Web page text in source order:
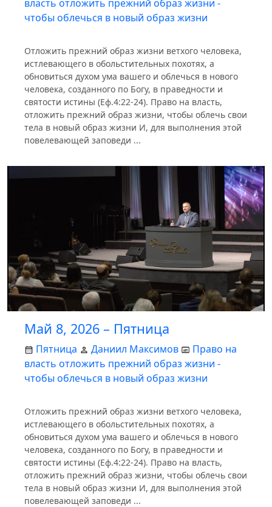
власть отложить прежний образ жизни -
чтобы облечься в новый образ жизни
Отложить прежний образ жизни ветхого человека,
истлевающего в обольстительных похотях, а
обновиться духом ума вашего и облечься в нового
человека, созданного по Богу, в праведности и
святости истины (Еф.4:22-24). Право на власть,
отложить прежний образ жизни, чтобы облечь свои
тела в новый образ жизни И, для выполнения этой
повелевающей заповеди ...
Май 8, 2026 – Пятница
Пятница Даниил Максимов
Право на
власть отложить прежний образ жизни -
чтобы облечься в новый образ жизни
Отложить прежний образ жизни ветхого человека,
истлевающего в обольстительных похотях, а
обновиться духом ума вашего и облечься в нового
человека, созданного по Богу, в праведности и
святости истины (Еф.4:22-24). Право на власть,
отложить прежний образ жизни, чтобы облечь свои
тела в новый образ жизни И, для выполнения этой
повелевающей заповеди ...